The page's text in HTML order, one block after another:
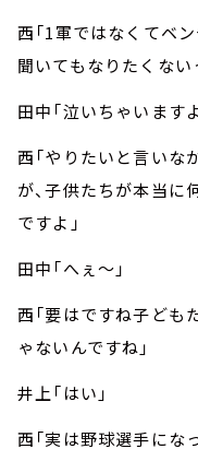
西「1軍ではなくてベ
聞いてもなりたくない
田中「泣いちゃいます
西「やりたいと言い
が、子供たちが本当
ですよ」
田中「へぇ～」
西「要はですね子ども
ゃないんですね」
井上「はい」
西「実は野球選手にな